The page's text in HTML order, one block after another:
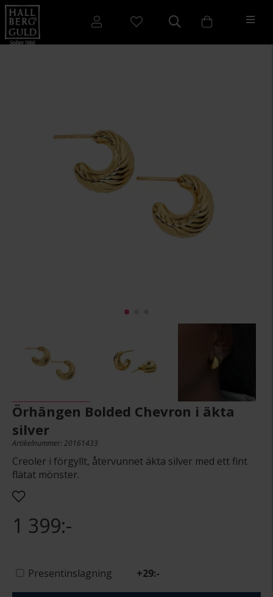
Örhängen Bolded Chevron i äkta
silver
Artikelnummer: 20161433
Creoler i förgyllt, återvunnet äkta silver med ett fint
flätat mönster.
1 399:-
Presentinslagning +29:-